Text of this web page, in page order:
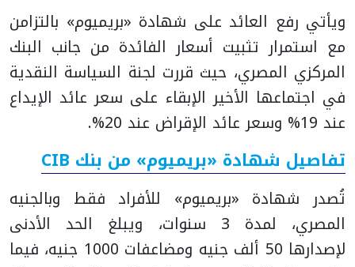
ويأتي رفع العائد على شهادة «بريميوم» بالتزامن
مع استمرار تثبيت أسعار الفائدة من جانب البنك
المركزي المصري، حيث قررت لجنة السياسة النقدية
في اجتماعها الأخير الإبقاء على سعر عائد الإيداع
عند 19% وسعر عائد الإقراض عند 20%.
تفاصيل شهادة «بريميوم» من بنك CIB
تُصدر شهادة «بريميوم» للأفراد فقط وبالجنيه
المصري، لمدة 3 سنوات، ويبلغ الحد الأدنى
لإصدارها 50 ألف جنيه ومضاعفات 1000 جنيه، فيما